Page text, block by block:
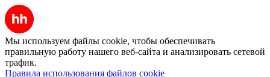
Мы используем файлы cookie, чтобы обеспечивать
правильную работу нашего веб-сайта и анализировать сетевой
трафик.
Правила использования файлов cookie